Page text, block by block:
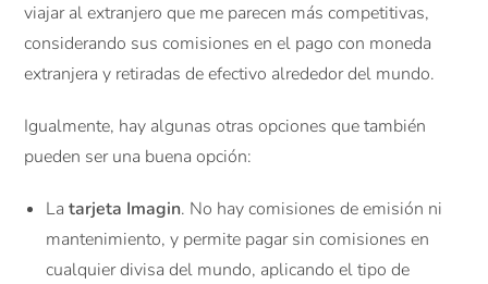
viajar al extranjero que me parecen más competitivas,
considerando sus comisiones en el pago con moneda
extranjera y retiradas de efectivo alrededor del mundo.
Igualmente, hay algunas otras opciones que también
pueden ser una buena opción:
Latarjeta Imagin. No hay comisiones de emisión ni
mantenimiento, y permite pagar sin comisiones en
cualquier divisa del mundo, aplicando el tipo de